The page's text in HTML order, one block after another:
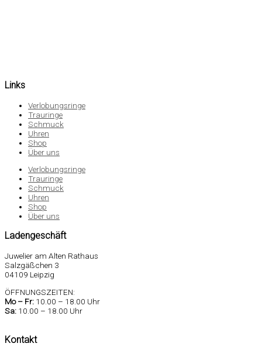
Links
Verlobungsringe
Trauringe
Schmuck
Uhren
Shop
Über uns
Verlobungsringe
Trauringe
Schmuck
Uhren
Shop
Über uns
Ladengeschäft
Juwelier am Alten Rathaus
Salzgäßchen 3
04109 Leipzig
ÖFFNUNGSZEITEN:
Mo – Fr: 10.00 – 18.00 Uhr
Sa: 10.00 – 18.00 Uhr
Kontakt